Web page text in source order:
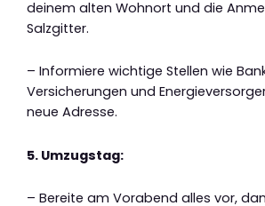
deinem alten Wohnort und die
Salzgitter.
– Informiere wichtige Stellen wie
Versicherungen und
neue Adresse.
5. Umzugstag:
– Bereite am Vorabend alles vor,